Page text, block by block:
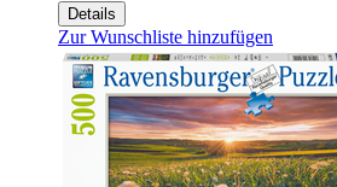
Details
Zur Wunschliste hinzufügen